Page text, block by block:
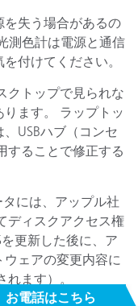
を失う場合があるの
測色計は電源と通信
付けてください。
クトップで見られな
ます。 ラップトッ
USBハブ（コンセ
することで修正する
には、アップル社
ディスクアクセス権
更新した後に、ア
ウェアの変更内容に
ます）。
お電話はこちら